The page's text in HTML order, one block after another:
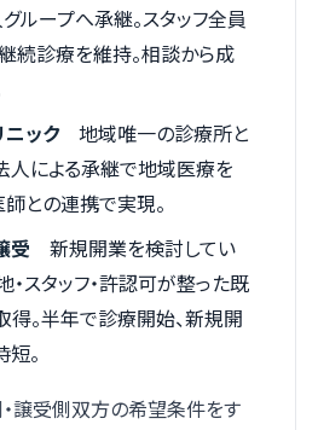
ループへ承継。スタッフ全員
続診療を維持。相談から成
ニック地域唯一の診療所と
人による承継で地域医療を
との連携で実現。
受 新規開業を検討してい
・スタッフ・許認可が整った既
得。半年で診療開始、新規開
。
譲受側双方の希望条件をす